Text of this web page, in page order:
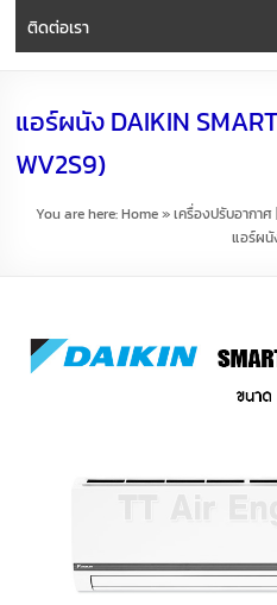
ติดต่อเรา
แอร์ผนัง DAIKIN
WV2S9)
You are here:Home»เครื่องปรับอากาศ
แอร์ผนั